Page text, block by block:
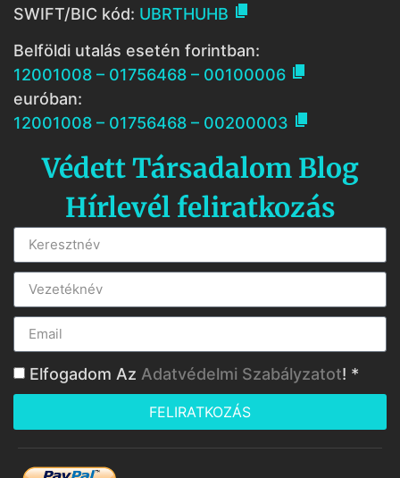
SWIFT/BIC kód: UBRTHUHB 
Belföldi utalás esetén forintban:
12001008 – 01756468 – 00100006 
euróban:
12001008 – 01756468 – 00200003 
Védett Társadalom Blog
Hírlevél feliratkozás
Elfogadom Az Adatvédelmi Szabályzatot! *
FELIRATKOZÁS